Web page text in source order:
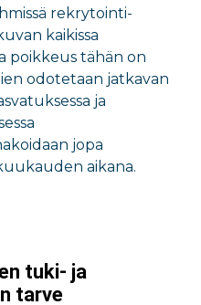
rekrytointi-
kaikissa
poikkeus tähän on
odotetaan jatkavan
ja
jopa
aikana.